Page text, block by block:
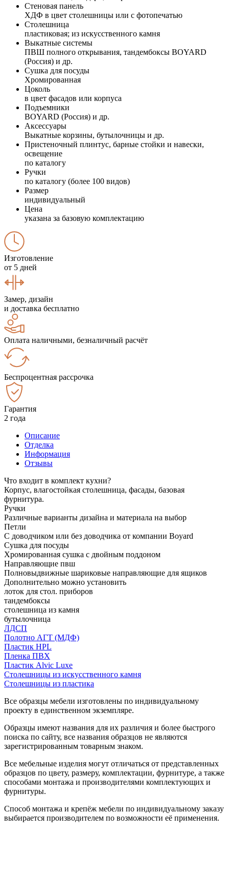
Стеновая панель
ХДФ в цвет столешницы или с фотопечатью
Столешница
пластиковая; из искусственного камня
Выкатные системы
ПВШ полного открывания, тандембоксы BOYARD
(Россия) и др.
Сушка для посуды
Хромированная
Цоколь
в цвет фасадов или корпуса
Подъемники
BOYARD (Россия) и др.
Аксессуары
Выкатные корзины, бутылочницы и др.
Пристеночный плинтус, барные стойки и навески,
освещение
по каталогу
Ручки
по каталогу (более 100 видов)
Размер
индивидуальный
Цена
указана за базовую комплектацию
Изготовление
от 5 дней
Замер, дизайн
и доставка бесплатно
Оплата наличными, безналичный расчёт
Беспроцентная рассрочка
Гарантия
2 года
Описание
Отделка
Информация
Отзывы
Что входит в комплект кухни?
Корпус, влагостойкая столешница, фасады, базовая
фурнитура.
Ручки
Различные варианты дизайна и материала на выбор
Петли
С доводчиком или без доводчика от компании Boyard
Сушка для посуды
Хромированная сушка с двойным поддоном
Направляющие пвш
Полновыдвижные шариковые направляющие для ящиков
Дополнительно можно установить
лоток для стол. приборов
тандембоксы
столешница из камня
бутылочница
ЛДСП
Полотно АГТ (МДФ)
Пластик HPL
Пленка ПВХ
Пластик Alvic Luxe
Столешницы из искусственного камня
Столешницы из пластика
Все образцы мебели изготовлены по индивидуальному
проекту в единственном экземпляре.
Образцы имеют названия для их различия и более быстрого
поиска по сайту, все названия образцов не являются
зарегистрированным товарным знаком.
Все мебельные изделия могут отличаться от представленных
образцов по цвету, размеру, комплектации, фурнитуре, а также
способами монтажа и производителями комплектующих и
фурнитуры.
Способ монтажа и крепёж мебели по индивидуальному заказу
выбирается производителем по возможности её применения.